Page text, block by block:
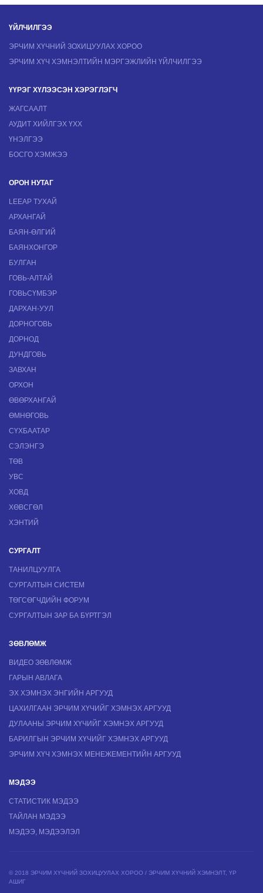
ҮЙЛЧИЛГЭЭ
ЭРЧИМ ХҮЧНИЙ ЗОХИЦУУЛАХ ХОРОО
ЭРЧИМ ХҮЧ ХЭМНЭЛТИЙН МЭРГЭЖЛИЙН ҮЙЛЧИЛГЭЭ
ҮҮРЭГ ХҮЛЭЭСЭН ХЭРЭГЛЭГЧ
ЖАГСААЛТ
АУДИТ ХИЙЛГЭХ ҮХХ
ҮНЭЛГЭЭ
БОСГО ХЭМЖЭЭ
ОРОН НУТАГ
LEEAP ТУХАЙ
АРХАНГАЙ
БАЯН-ӨЛГИЙ
БАЯНХОНГОР
БУЛГАН
ГОВЬ-АЛТАЙ
ГОВЬСҮМБЭР
ДАРХАН-УУЛ
ДОРНОГОВЬ
ДОРНОД
ДУНДГОВЬ
ЗАВХАН
ОРХОН
ӨВӨРХАНГАЙ
ӨМНӨГОВЬ
СҮХБААТАР
СЭЛЭНГЭ
ТӨВ
УВС
ХОВД
ХӨВСГӨЛ
ХЭНТИЙ
СУРГАЛТ
ТАНИЛЦУУЛГА
СУРГАЛТЫН СИСТЕМ
ТӨГСӨГЧДИЙН ФОРУМ
СУРГАЛТЫН ЗАР БА БҮРТГЭЛ
ЗӨВЛӨМЖ
ВИДЕО ЗӨВЛӨМЖ
ГАРЫН АВЛАГА
ЭХ ХЭМНЭХ ЭНГИЙН АРГУУД
ЦАХИЛГААН ЭРЧИМ ХҮЧИЙГ ХЭМНЭХ АРГУУД
ДУЛААНЫ ЭРЧИМ ХҮЧИЙГ ХЭМНЭХ АРГУУД
БАРИЛГЫН ЭРЧИМ ХҮЧИЙГ ХЭМНЭХ АРГУУД
ЭРЧИМ ХҮЧ ХЭМНЭХ МЕНЕЖЕМЕНТИЙН АРГУУД
МЭДЭЭ
СТАТИСТИК МЭДЭЭ
ТАЙЛАН МЭДЭЭ
МЭДЭЭ, МЭДЭЭЛЭЛ
© 2018 ЭРЧИМ ХҮЧНИЙ ЗОХИЦУУЛАХ ХОРОО / ЭРЧИМ ХҮЧНИЙ ХЭМНЭЛТ, ҮР
АШИГ